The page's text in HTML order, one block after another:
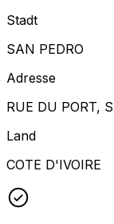
Stadt
SAN PEDRO
Adresse
RUE DU PORT,
Land
COTE D'IVOIRE